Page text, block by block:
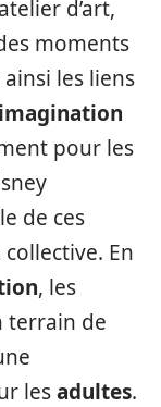
d’art,
moments
les liens
imagination
pour les
de ces
collective. En
, les
terrain de
lesadultes.